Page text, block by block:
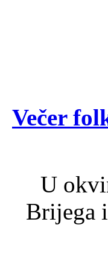
Večer
U
Brijega